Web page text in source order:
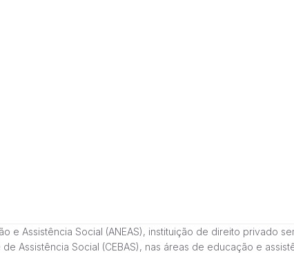
e Assistência Social (ANEAS), instituição de direito privado
Assistência Social (CEBAS), nas áreas de educação e